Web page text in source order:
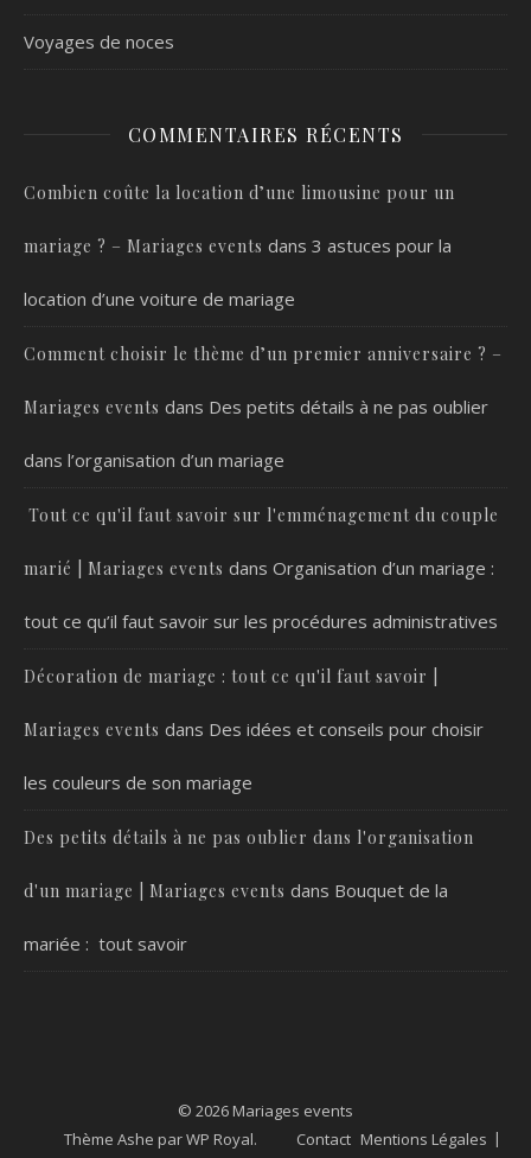
Voyages de noces
COMMENTAIRES RÉCENTS
Combien coûte la location d’une limousine pour un
mariage ? – Mariages events dans 3 astuces pour la
location d’une voiture de mariage
Comment choisir le thème d’un premier anniversaire ? –
Mariages events dans Des petits détails à ne pas oublier
dans l’organisation d’un mariage
Tout ce qu'il faut savoir sur l'emménagement du couple
marié | Mariages events dans Organisation d’un mariage :
tout ce qu’il faut savoir sur les procédures administratives
Décoration de mariage : tout ce qu'il faut savoir |
Mariages events dans Des idées et conseils pour choisir
les couleurs de son mariage
Des petits détails à ne pas oublier dans l'organisation
d'un mariage | Mariages events dans Bouquet de la
mariée : tout savoir
© 2026 Mariages events
Contact Mentions Légales
Thème Ashe parWP Royal.